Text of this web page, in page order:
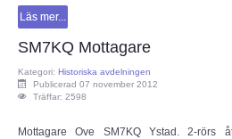
Läs mer...
SM7KQ Mottagare
Kategori: Historiska avdelningen
Publicerad 07 november 2012
Träffar: 2598
Mottagare Ove SM7KQ Ystad. 2-rörs